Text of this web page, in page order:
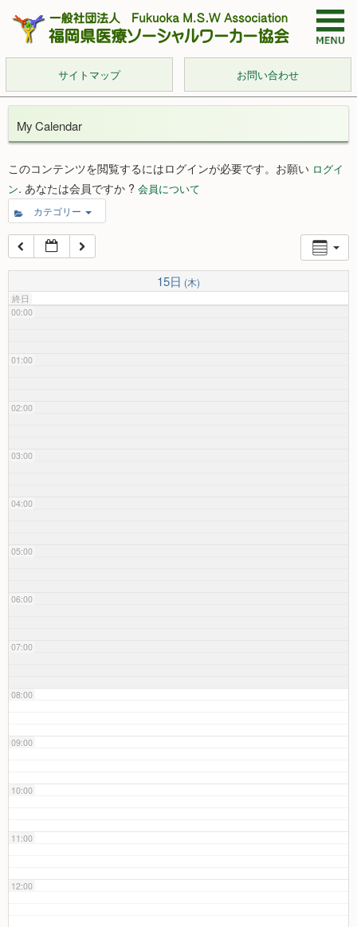
サイトマップ お問い合わせ
My Calendar
このコンテンツを閲覧するにはログインが必要です。お願い ログイ
ン. あなたは会員ですか ? 会員について
カテゴリー
15日 (木)
終日
00:00
01:00
02:00
03:00
04:00
05:00
06:00
07:00
08:00
09:00
10:00
11:00
12:00